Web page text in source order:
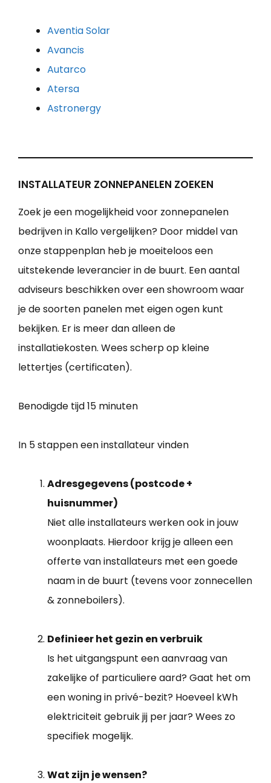
Aventia Solar
Avancis
Autarco
Atersa
Astronergy
INSTALLATEUR ZONNEPANELEN ZOEKEN
Zoek je een mogelijkheid voor zonnepanelen
bedrijven in Kallo vergelijken? Door middel van
onze stappenplan heb je moeiteloos een
uitstekende leverancier in de buurt. Een aantal
adviseurs beschikken over een showroom waar
je de soorten panelen met eigen ogen kunt
bekijken. Er is meer dan alleen de
installatiekosten. Wees scherp op kleine
lettertjes (certificaten).
Benodigde tijd15 minuten
In 5 stappen een installateur vinden
Adresgegevens (postcode +
huisnummer)
Niet alle installateurs werken ook in jouw
woonplaats. Hierdoor krijg je alleen een
offerte van installateurs met een goede
naam in de buurt (tevens voor zonnecellen
& zonneboilers).
Definieer het gezin en verbruik
Is het uitgangspunt een aanvraag van
zakelijke of particuliere aard? Gaat het om
een woning in privé-bezit? Hoeveel kWh
elektriciteit gebruik jij per jaar? Wees zo
specifiek mogelijk.
Wat zijn je wensen?